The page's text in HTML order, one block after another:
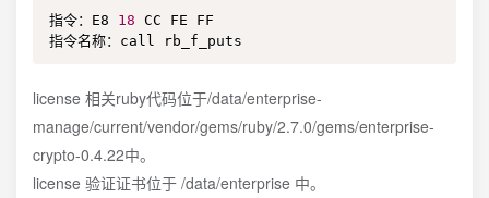
指令：E8 18 CC FE FF
指令名称：call rb_f_puts
license 相关ruby代码位于/data/enterprise-
manage/current/vendor/gems/ruby/2.7.0/gems/enterprise-
crypto-0.4.22中。
license 验证证书位于 /data/enterprise 中。